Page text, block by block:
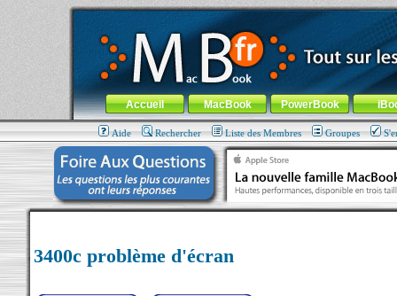
MacBook-fr.com : 100% Apple... 100% nomade !
Aller au contenu-Aller au menu général-Aller au menu de
Menu général
Accueil MacBook PowerBook
Aide Rechercher Liste des Membres Groupes
3400c problème d'écran